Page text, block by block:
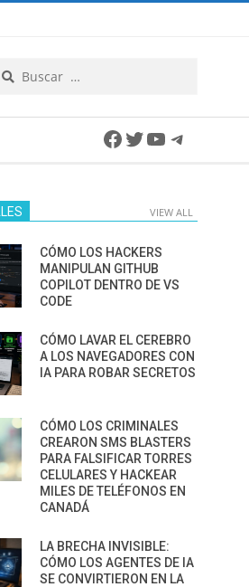
Facebook
Twitter
YouTube
VIEW ALL
CÓMO LOS HACKERS
MANIPULAN GITHUB
COPILOT DENTRO DE VS
CODE
CÓMO LAVAR EL CEREBRO
A LOS NAVEGADORES CON
IA PARA ROBAR SECRETOS
CÓMO LOS CRIMINALES
CREARON SMS BLASTERS
PARA FALSIFICAR TORRES
CELULARES Y HACKEAR
MILES DE TELÉFONOS EN
CANADÁ
LA BRECHA INVISIBLE:
CÓMO LOS AGENTES DE IA
SE CONVIRTIERON EN LA